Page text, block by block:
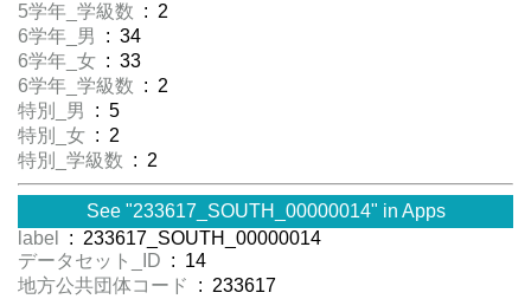
5学年_学級数 : 2
6学年_男
: 34
6学年_女 : 33
6学年_学級数 : 2
特別_男
: 5
特別_女 : 2
特別_学級数 : 2
See "233617_SOUTH_00000014" in Apps
label
: 233617_SOUTH_00000014
データセット_ID : 14
地方公共団体コード
: 233617